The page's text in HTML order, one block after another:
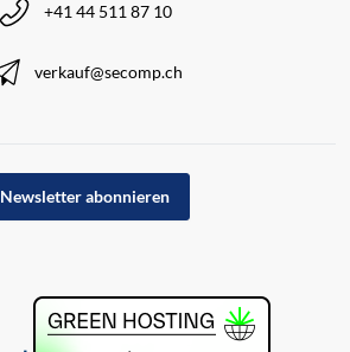
+41 44 511 87 10
verkauf@secomp.ch
Newsletter abonnieren